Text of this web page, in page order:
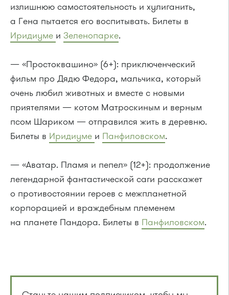
излишнюю самостоятельность и хулиганить,
а Гена пытается его воспитывать. Билеты в
Иридиуме и Зеленопарке.
— «Простоквашино» (6+): приключенческий
фильм про Дядю Федора, мальчика, который
очень любил животных и вместе с новыми
приятелями — котом Матроскиным и верным
псом Шариком — отправился жить в деревню.
Билеты в Иридиуме и Панфиловском.
— «Аватар. Пламя и пепел» (12+): продолжение
легендарной фантастической саги расскажет
о противостоянии героев с межпланетной
корпорацией и враждебным племенем
на планете Пандора. Билеты в Панфиловском.